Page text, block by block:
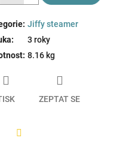
: Jiffy steamer
:
3 roky
: 8.16 kg
ZEPTAT SE